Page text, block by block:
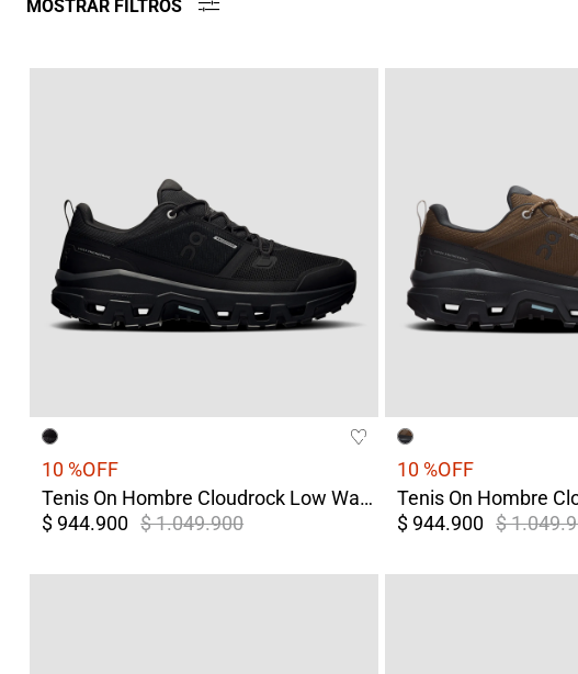
MOSTRAR FILTROS
10 %OFF
Tenis On Hombre Cloudrock Low Waterproof Negro
$ 944.900 $ 1.049.900
10 %OFF
$ 944.900 $